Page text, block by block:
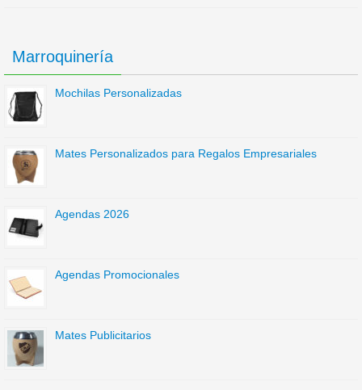
Marroquinería
Mochilas Personalizadas
Mates Personalizados para Regalos Empresariales
Agendas 2026
Agendas Promocionales
Mates Publicitarios